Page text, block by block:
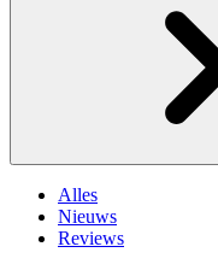
Alles
Nieuws
Reviews